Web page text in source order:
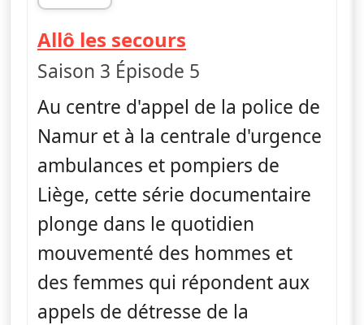
fin 09h51
Allô les secours
Saison 3 Épisode 5
Au centre d'appel de la police de
Namur et à la centrale d'urgence
ambulances et pompiers de
Liège, cette série documentaire
plonge dans le quotidien
mouvementé des hommes et
des femmes qui répondent aux
appels de détresse de la